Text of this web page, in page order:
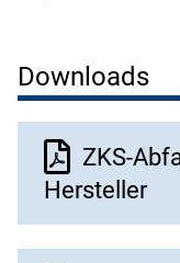
Downloads
Dokument
ZKS-
Hersteller
Dokument